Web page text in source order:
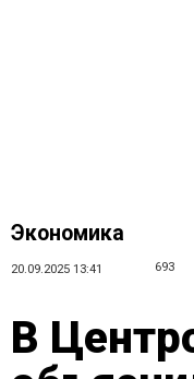
Экономика
20.09.2025 13:41 693
В